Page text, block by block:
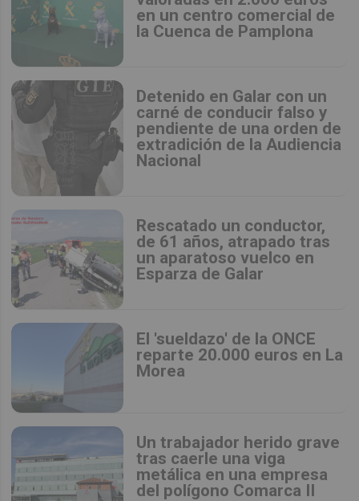
en un centro comercial de
la Cuenca de Pamplona
Detenido en Galar con un
carné de conducir falso y
pendiente de una orden de
extradición de la Audiencia
Nacional
Rescatado un conductor,
de 61 años, atrapado tras
un aparatoso vuelco en
Esparza de Galar
El 'sueldazo' de la ONCE
reparte 20.000 euros en La
Morea
Un trabajador herido grave
tras caerle una viga
metálica en una empresa
del polígono Comarca II